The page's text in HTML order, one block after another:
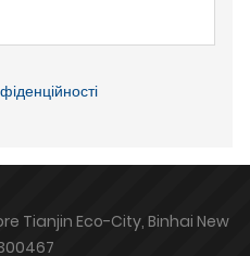
Tianjin Eco-City, Binhai New